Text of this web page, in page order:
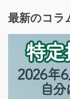
時給1250円
軽作業 冷蔵
最新のコラ